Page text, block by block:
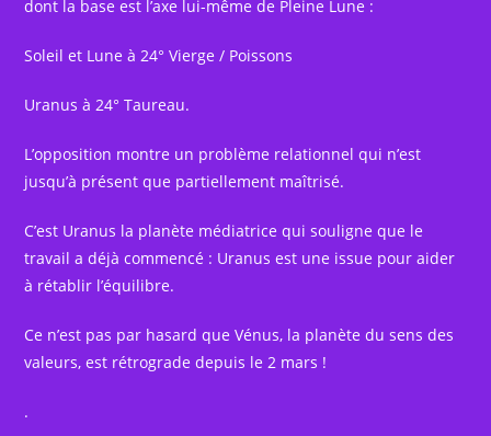
dont la base est l’axe lui-même de Pleine Lune :
Soleil et Lune à 24° Vierge / Poissons
Uranus à 24° Taureau.
L’opposition montre un problème relationnel qui n’est
jusqu’à présent que partiellement maîtrisé.
C’est Uranus la planète médiatrice qui souligne que le
travail a déjà commencé : Uranus est une issue pour aider
à rétablir l’équilibre.
Ce n’est pas par hasard que Vénus, la planète du sens des
valeurs, est rétrograde depuis le 2 mars !
.